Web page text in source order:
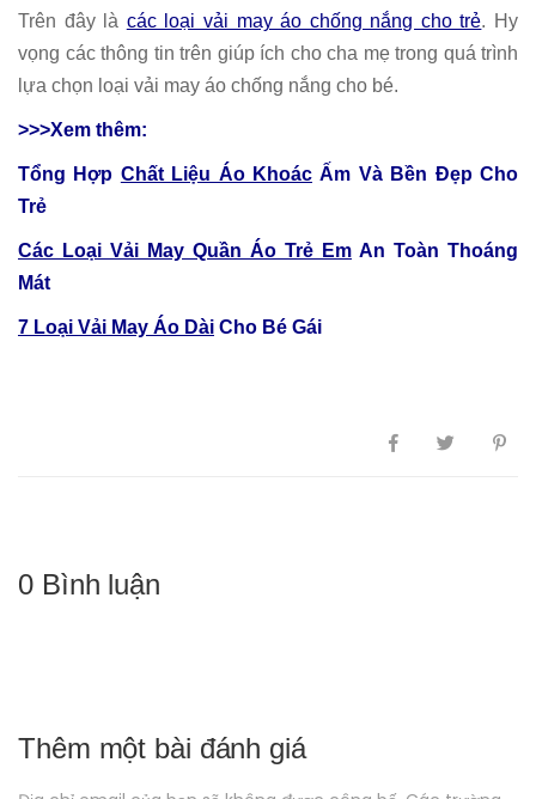
Trên đây là các loại vải may áo chống nắng cho trẻ. Hy
vọng các thông tin trên giúp ích cho cha mẹ trong quá trình
lựa chọn loại vải may áo chống nắng cho bé.
>>>Xem thêm:
Tổng Hợp Chất Liệu Áo Khoác Ấm Và Bền Đẹp Cho
Trẻ
Các Loại Vải May Quần Áo Trẻ Em An Toàn Thoáng
Mát
7 Loại Vải May Áo Dài Cho Bé Gái
0 Bình luận
Thêm một bài đánh giá